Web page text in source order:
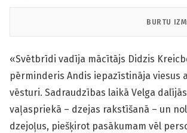
BURTU
«Svētbrīdi vadīja mācītājs Didzis
pērminderis Andis iepazīstināja viesus
vēsturi. Sadraudzības laikā Velga
vaļaspriekā – dzejas rakstīšanā – un
dzejoļus, piešķirot pasākumam vēl